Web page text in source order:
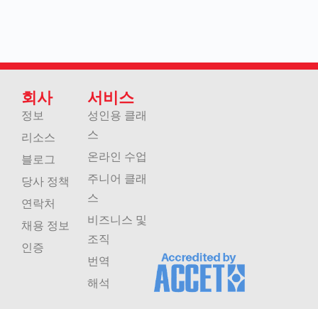
회사
정보
리소스
블로그
당사 정책
연락처
채용 정보
인증
서비스
성인용 클래
스
온라인 수업
주니어 클래
스
비즈니스 및
조직
번역
해석